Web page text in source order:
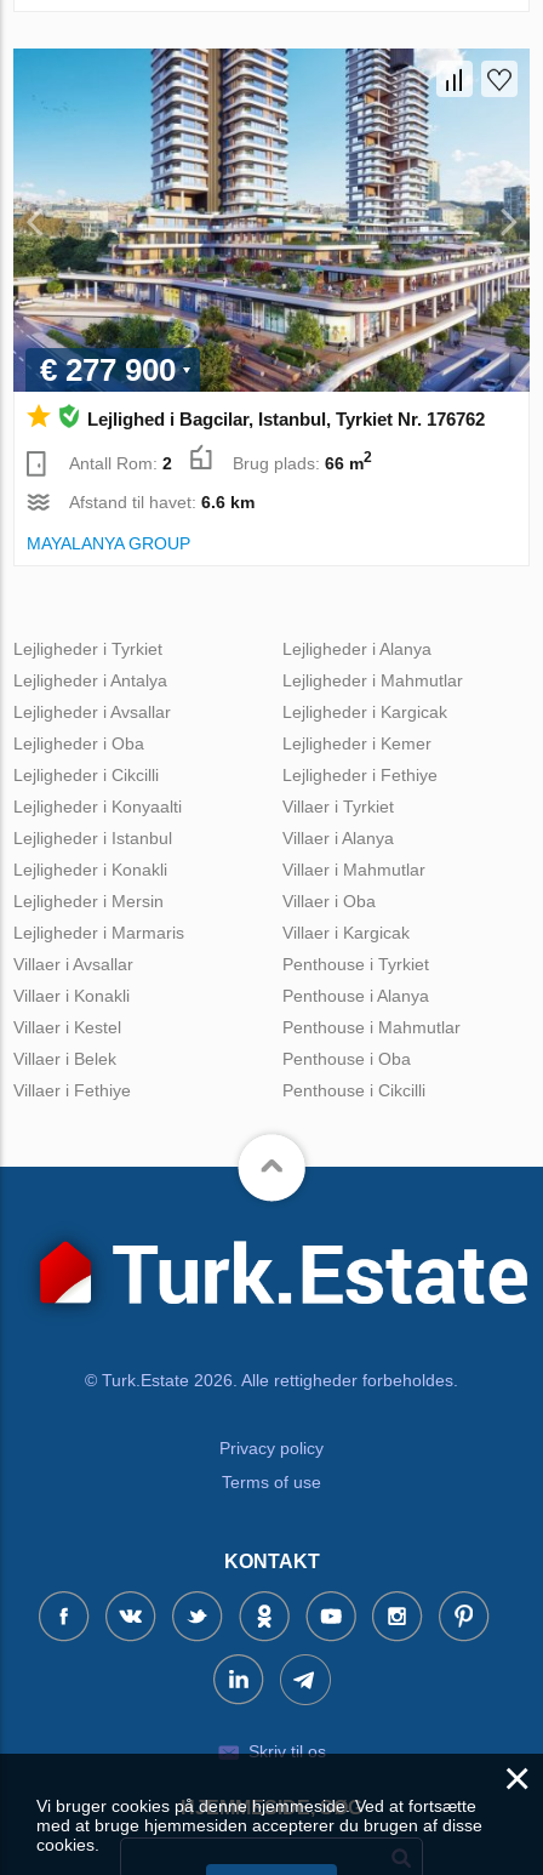
€ 277 900
Lejlighed i Bagcilar, Istanbul, Tyrkiet Nr. 176762
Antall Rom:2 Brug plads:66 m2
Afstand til havet:6.6 km
MAYALANYA GROUP
Lejligheder i Tyrkiet
Lejligheder i Antalya
Lejligheder i Avsallar
Lejligheder i Oba
Lejligheder i Cikcilli
Lejligheder i Alanya
Lejligheder i Mahmutlar
Lejligheder i Kargicak
Lejligheder i Kemer
Lejligheder i Fethiye
Lejligheder i Konyaalti
Lejligheder i Istanbul
Lejligheder i Konakli
Lejligheder i Mersin
Lejligheder i Marmaris
Villaer i Tyrkiet
Villaer i Alanya
Villaer i Mahmutlar
Villaer i Oba
Villaer i Kargicak
Villaer i Avsallar
Villaer i Konakli
Villaer i Kestel
Villaer i Belek
Villaer i Fethiye
Penthouse i Tyrkiet
Penthouse i Alanya
Penthouse i Mahmutlar
Penthouse i Oba
Penthouse i Cikcilli
© Turk.Estate 2026. Alle rettigheder forbeholdes.
Privacy policy
Terms of use
KONTAKT
Skriv til os
HJEMMESIDE, SØG
×
Vi bruger cookies på denne hjemmeside. Ved at fortsætte
med at bruge hjemmesiden accepterer du brugen af disse
cookies.